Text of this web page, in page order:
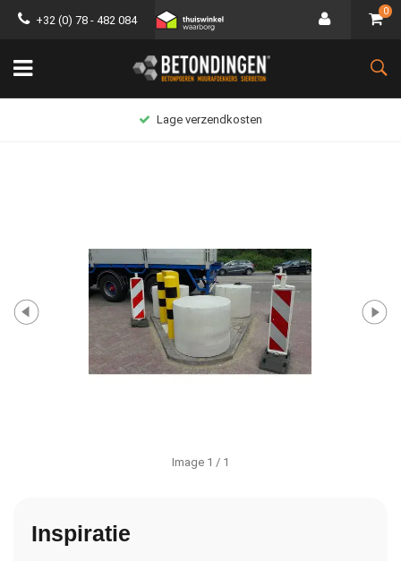
+32 (0) 78 - 482 084
0
Lage verzendkosten
Image 1 / 1
Inspiratie